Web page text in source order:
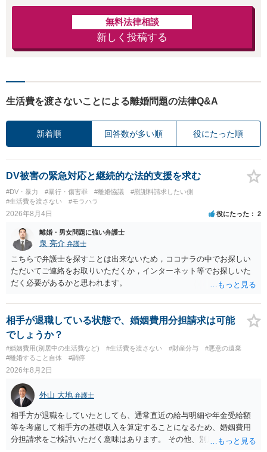
無料法律相談
新しく投稿する
生活費を渡さないことによる離婚問題の法律Q&A
新着順 回答数が多い順 役にたった順
DV被害の緊急対応と継続的な法的支援を求む
#DV・暴力 #暴行・傷害罪 #離婚協議
#慰謝料請求したい側
#生活費を渡さない
#モラハラ
2026年8月4日 役にたった 2
離婚・男女問題に強い弁護士
泉 亮介 弁護士
こちらで弁護士を探すことは出来ないため，ココナラの中でお探しい
ただいてご連絡をお取りいただくか，インターネット等でお探しいた
だく必要があるかと思われます。
相手が退職している状態で、婚姻費用分担請求は可能
でしょうか？
#婚姻費用(別居中の生活費など) #生活費を渡さない #財産分与
#悪意の遺棄
#離婚すること自体
#調停
2026年8月2日
外山 大地 弁護士
相手方が退職をしていたとしても、通常直近の給与明細や年金受給額
等を考慮して相手方の基礎収入を算定することになるため、婚姻費用
分担請求をご検討いただく意味はあります。 その他、別居の経緯、質